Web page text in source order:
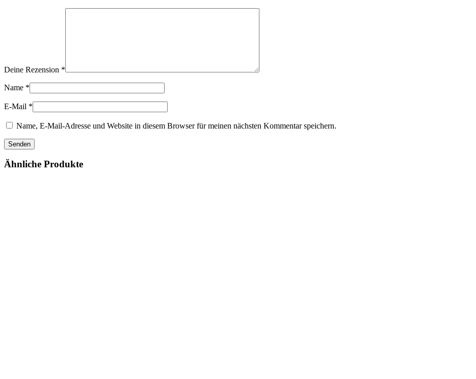
Deine Rezension *
Name *
E-Mail *
Name, E-Mail-Adresse und Website in diesem Browser für meinen nächsten Kommentar speichern.
Ähnliche Produkte